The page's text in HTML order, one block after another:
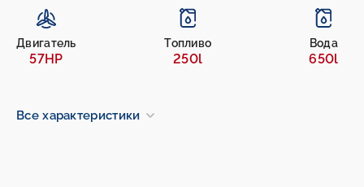
Двигатель
57HP
Топливо
250l
Вода
650l
Все характеристики